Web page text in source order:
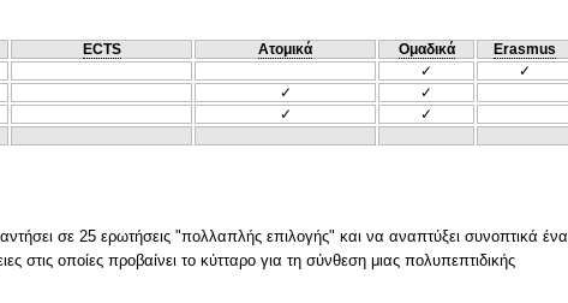
ECTS Ατομικά Ομαδικά
Erasmus
✓
✓
✓
✓
✓
✓
σε 25 ερωτήσεις "πολλαπλής επιλογής" και να αναπτύξει συνοπτικά ένα
στις οποίες προβαίνει το κύτταρο για τη σύνθεση μιας πολυπεπτιδικής